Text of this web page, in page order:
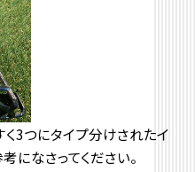
3つにタイプ分けされたイ
になさってください。